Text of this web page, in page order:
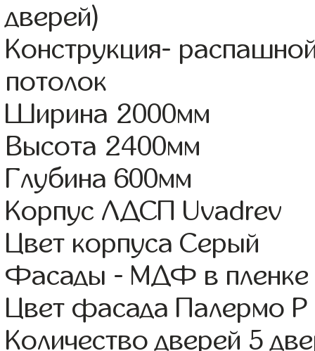
дверей)
Конструкция-
потолок
Ширина 2000мм
Высота 2400мм
Глубина 600мм
Корпус ЛДСП Uvadrev
Цвет корпуса Серый
Фасады - МДФ в
Цвет фасада Палермо Р
Количество дверей 5